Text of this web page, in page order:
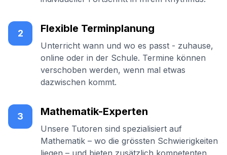
2 Flexible Terminplanung
Unterricht wann und wo es passt - zuhause,
online oder in der Schule. Termine können
verschoben werden, wenn mal etwas
dazwischen kommt.
3 Mathematik-Experten
Unsere Tutoren sind spezialisiert auf
Mathematik – wo die grössten Schwierigkeiten
liegen – und bieten zusätzlich kompetenten